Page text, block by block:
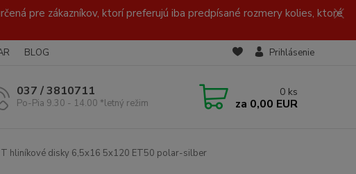
pre zákazníkov, ktorí preferujú iba predpísané rozmery kolies, ktoré
BLOG Prihlásenie
037 / 3810711
Po-Pia 9.30 - 14.00 *letný režim
0 ks
za 0,00 EUR
T hliníkové disky 6,5x16 5x120 ET50 polar-silber